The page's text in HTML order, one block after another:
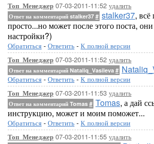
Топ_Менеджер 07-03-2011-11:52 удалить
Ответ на комментарий stalker37 # stalker37, всё
просто...но может после этого поста,
настройки?)
Обратиться - Ответить - К полной версии
Топ_Менеджер 07-03-2011-11:52 удалить
Ответ на комментарий Nataliq_Vasileva #
Обратиться - Ответить - К полной версии
Топ_Менеджер 07-03-2011-11:53 удалить
Ответ на комментарий Tomas # Tomas, а дай
инструкцию, может и моим поможет...
Обратиться - Ответить - К полной версии
Топ_Менеджер 07-03-2011-11:55 удалить